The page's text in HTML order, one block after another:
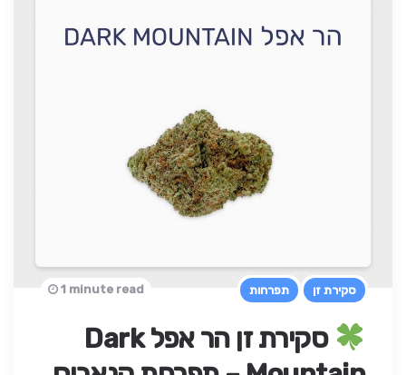
סקירת זן תפרחות
סקירת זן הר אפל Dark
1 minute read